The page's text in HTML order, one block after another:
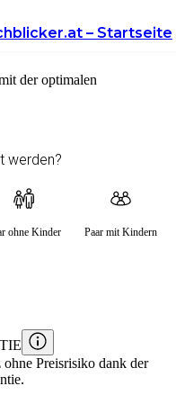
– Startseite
der optimalen
werden?
ohne Kinder Paar mit Kindern
ohne Preisrisiko dank der